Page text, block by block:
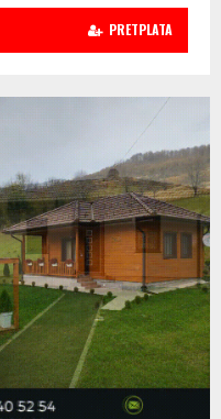
PRETPLATA